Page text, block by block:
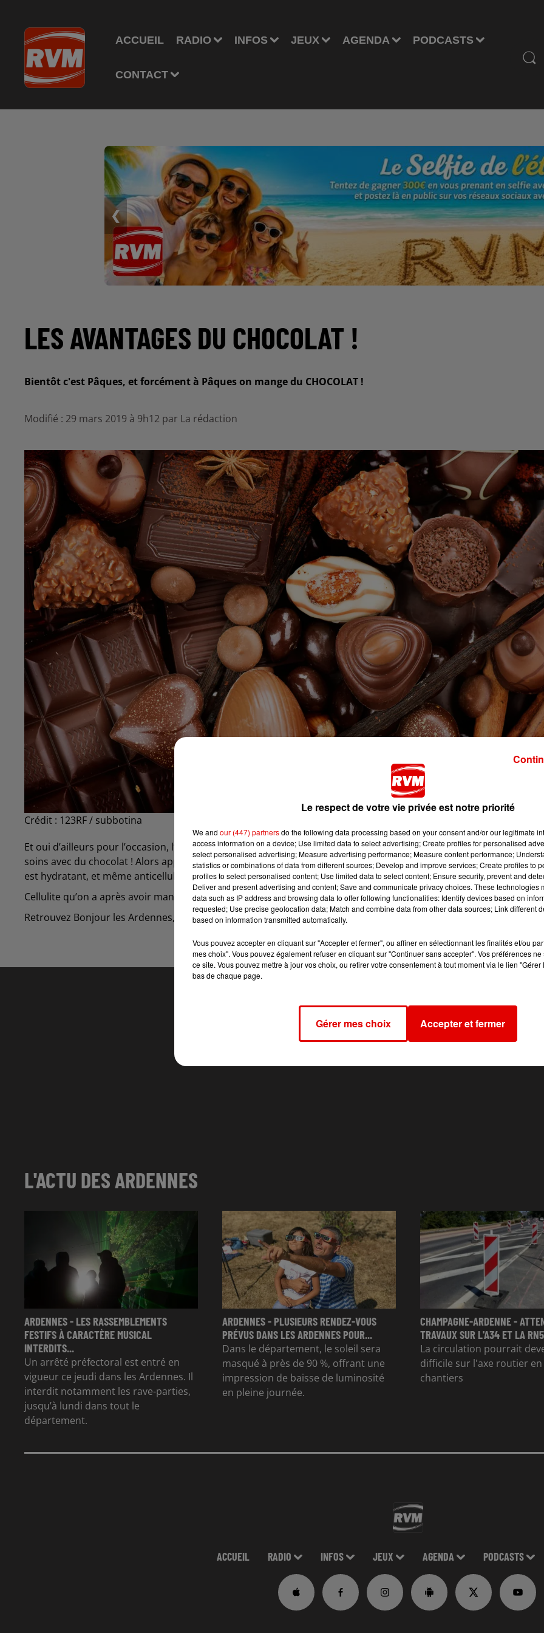
ACCUEIL RADIO INFOS JEUX AGENDA PODCASTS
CONTACT
❮
LES AVANTAGES DU CHOCOLAT !
Bientôt c'est Pâques, et forcément à Pâques on mange du CHOCOLAT !
Modifié : 29 mars 2019 à 9h12 par La rédaction
Crédit : 123RF / subbotina
Et oui d’ailleurs pour l’occasion, l’enseigne Center Parcs a eu une super idée. Ils vont faire des massages et des
soins avec du chocolat ! Alors apparemment le chocolat c’est top pour atténuer les rides, en plus il tonifie la
est hydratant, et même anticellulite.
Cellulite qu’on a après avoir mangé du chocolat.
Retrouvez Bonjour les Ardennes, du lundi au vendredi, 6h-9h sur RVM.
L'ACTU DES ARDENNES
ARDENNES - LES RASSEMBLEMENTS
FESTIFS À CARACTÈRE MUSICAL
INTERDITS...
Un arrêté préfectoral est entré en
vigueur ce jeudi dans les Ardennes. Il
interdit notamment les rave-parties,
jusqu’à lundi dans tout le
département.
ARDENNES - PLUSIEURS RENDEZ-VOUS
PRÉVUS DANS LES ARDENNES POUR...
Dans le département, le soleil sera
masqué à près de 90 %, offrant une
impression de baisse de luminosité
en pleine journée.
CHAMPAGNE-ARDENNE -
TRAVAUX SUR L'A34 ET LA
La circulation pourrait
difficile sur l'axe routier
chantiers
ACCUEIL RADIO INFOS JEUX AGENDA PODCASTS
Le respect de votre vie privée est notre priorité
We and our (447) partnersdo the following data processing based on your consent and/or our legitimate
access information on a device; Use limited data to select advertising; Create profiles for personalised
select personalised advertising; Measure advertising performance; Measure content performance;
statistics or combinations of data from different sources; Develop and improve services; Create profiles to
profiles to select personalised content; Use limited data to select content; Ensure security, prevent and
Deliver and present advertising and content; Save and communicate privacy choices. These technologies
data such as IP address and browsing data to offer following functionalities: Identify devices based on
requested; Use precise geolocation data; Match and combine data from other data sources; Link different
based on information transmitted automatically.
Vous pouvez accepter en cliquant sur "Accepter et fermer", ou affiner en sélectionnant les finalités et/ou
mes choix". Vous pouvez également refuser en cliquant sur "Continuer sans accepter". Vos préférences
ce site. Vous pouvez mettre à jour vos choix, ou retirer votre consentement à tout moment via le lien
bas de chaque page.
Gérer mes choix Accepter et fermer